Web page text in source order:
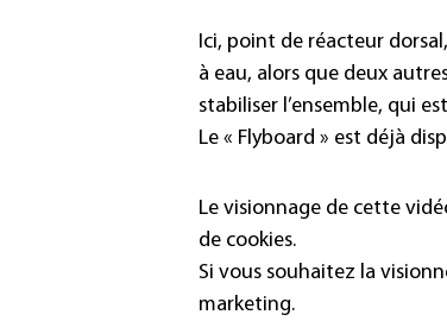
Ici, point de réacteur
à eau, alors que deux
stabiliser l’ensemble, qui
Le « Flyboard » est déjà
Le visionnage de cette
de cookies.
Si vous souhaitez la
marketing.